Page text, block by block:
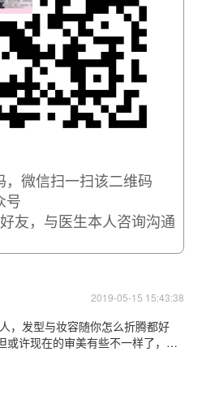
，微信扫一扫该二维码
号
友，与医生本人咨询沟通
2019-05-15 15:43:38
，发型与妆容随你怎么折腾都好
或许现在的审美有些不一样了，下